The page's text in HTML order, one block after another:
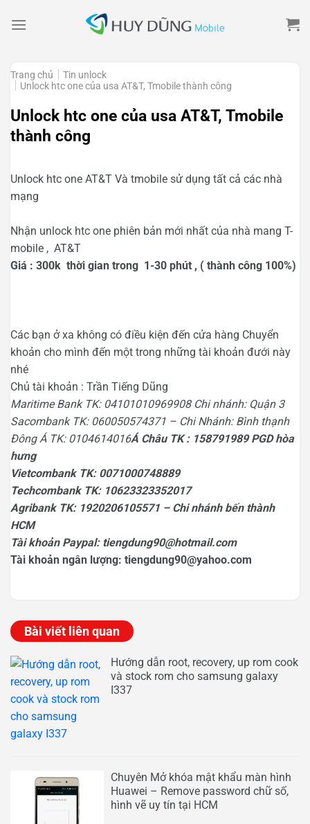
Trang chủ
Tin unlock
Unlock htc one của usa AT&T, Tmobile thành công
Unlock htc one của usa AT&T, Tmobile
thành công
Unlock htc one AT&T Và tmobile sử dụng tất cả các nhà
mạng
Nhận unlock htc one phiên bản mới nhất của nhà mang T-
mobile , AT&T
Giá : 300k thời gian trong 1-30 phút , ( thành công 100%)
Các bạn ở xa không có điều kiện đến cửa hàng Chuyển
khoản cho mình đến một trong những tài khoản đưới này
nhé
Chủ tài khoản : Trần Tiếng Dũng
Maritime Bank TK: 04101010969908 Chi nhánh: Quận 3
Sacombank TK: 060050574371 – Chi Nhánh: Bình thạnh
Đông Á TK: 0104614016Á Châu TK : 158791989 PGD hòa
hưng
Vietcombank TK: 0071000748889
Techcombank TK: 10623323352017
Agribank TK: 1920206105571 – Chi nhánh bến thành
HCM
Tài khoản Paypal: tiengdung90@hotmail.com
Tài khoản ngân lượng: tiengdung90@yahoo.com
Bài viết liên quan
Hướng dẫn root, recovery, up rom cook
và stock rom cho samsung galaxy
I337
Chuyên Mở khóa mật khẩu màn hình
Huawei – Remove password chữ số,
hình vẽ uy tín tại HCM